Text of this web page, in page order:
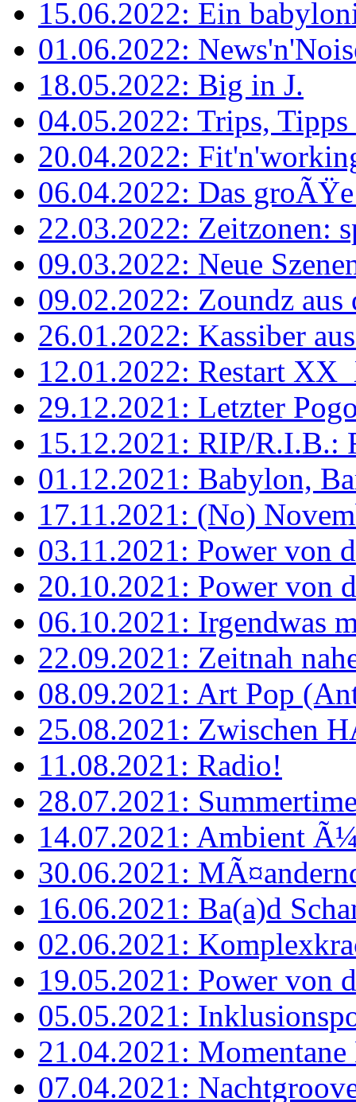
15.06.2022: Ein
01.06.2022:
18.05.2022: Big in J.
04.05.2022: Trips, Tipps
20.04.2022:
06.04.2022: Das
22.03.2022: Zeitzonen:
09.03.2022: Neue
09.02.2022: Zoundz aus
26.01.2022: Kassiber
12.01.2022: Restart
29.12.2021: Letzter
15.12.2021: RIP/R.I.B.:
01.12.2021: Babylon,
17.11.2021: (No)
03.11.2021: Power von
20.10.2021: Power von
06.10.2021: Irgendwas
22.09.2021: Zeitnah
08.09.2021: Art Pop
25.08.2021: Zwischen
11.08.2021: Radio!
28.07.2021:
14.07.2021: Ambient
30.06.2021:
16.06.2021: Ba(a)d
02.06.2021:
19.05.2021: Power von
05.05.2021:
21.04.2021:
07.04.2021: